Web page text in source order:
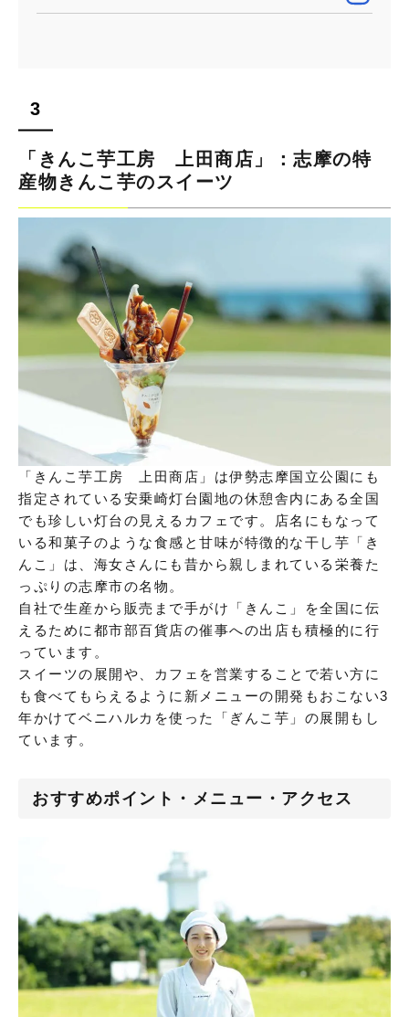
「きんこ芋工房 上田商店」：志摩の特
産物きんこ芋のスイーツ
「きんこ芋工房 上田商店」は伊勢志摩国立公園にも
指定されている安乗崎灯台園地の休憩舎内にある全国
でも珍しい灯台の見えるカフェです。店名にもなって
いる和菓子のような食感と甘味が特徴的な干し芋「き
んこ」は、海女さんにも昔から親しまれている栄養た
っぷりの志摩市の名物。
自社で生産から販売まで手がけ「きんこ」を全国に伝
えるために都市部百貨店の催事への出店も積極的に行
っています。
スイーツの展開や、カフェを営業することで若い方に
も食べてもらえるように新メニューの開発もおこない3
年かけてベニハルカを使った「ぎんこ芋」の展開もし
ています。
おすすめポイント・メニュー・アクセス